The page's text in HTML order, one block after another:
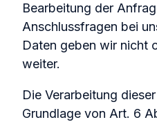
Bearbeitung der
Anschlussfragen bei
Daten geben wir nicht
weiter.
Die Verarbeitung
Grundlage von Art. 6